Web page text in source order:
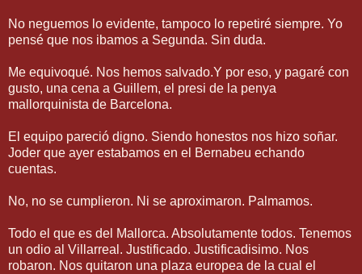
No neguemos lo evidente, tampoco lo repetiré siempre. Yo
pensé que nos ibamos a Segunda. Sin duda.
Me equivoqué. Nos hemos salvado.Y por eso, y pagaré con
gusto, una cena a Guillem, el presi de la penya
mallorquinista de Barcelona.
El equipo pareció digno. Siendo honestos nos hizo soñar.
Joder que ayer estabamos en el Bernabeu echando
cuentas.
No, no se cumplieron. Ni se aproximaron. Palmamos.
Todo el que es del Mallorca. Absolutamente todos. Tenemos
un odio al Villarreal. Justificado. Justificadisimo. Nos
robaron. Nos quitaron una plaza europea de la cual el